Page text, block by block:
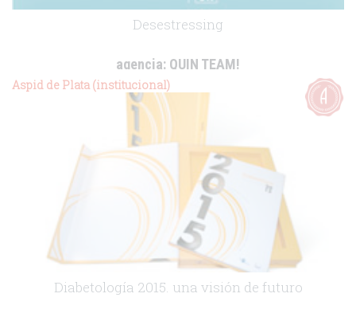
Desestressing
agencia: QUIN TEAM!
cliente:
Aspid de Plata (institucional)
Diabetología 2015. una visión de futuro